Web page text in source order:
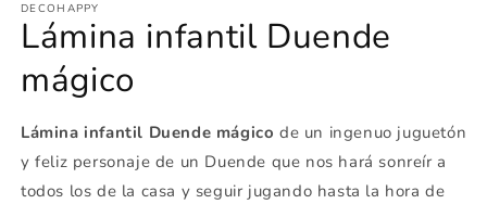
multimedia
1
en
ventana
modal
DECOHAPPY
Lámina infantil Duende
mágico
Lámina infantil Duende mágico de un ingenuo juguetón
y feliz personaje de un Duende que nos hará sonreír a
todos los de la casa y seguir jugando hasta la hora de